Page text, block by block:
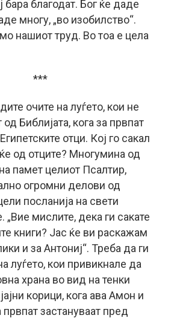
бара благодат. Бог ќе даде
многу, „во изобилство“.
нашиот труд. Во тоа е цела
***
очите на луѓето, кои не
Библијата, кога за првпат
отци. Кој го сакал
од отците? Многумина од
памет целиот Псалтир,
огромни делови од
посланија на свети
„Вие мислите, дека ги сакате
книги? Јас ќе ви раскажам
и за Антониј“. Треба да ги
луѓето, кои привикнале да
храна во вид на тенки
корици, кога ава Амон и
првпат застануваат пред